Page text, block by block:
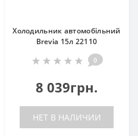
Холодильник автомобільний
Brevia 15л 22110
0
8 039грн.
НЕТ В НАЛИЧИИ